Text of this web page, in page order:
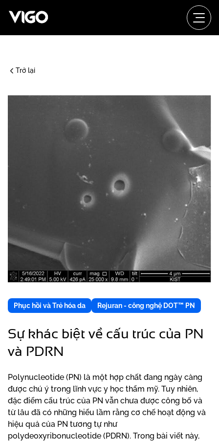
Trở lại
Phục hồi và Trẻ hóa da Rejuran - công nghệ DOT™ PN
Sự khác biệt về cấu trúc của PN
và PDRN
Polynucleotide (PN) là một hợp chất đang ngày càng
được chú ý trong lĩnh vực y học thẩm mỹ. Tuy nhiên,
đặc điểm cấu trúc của PN vẫn chưa được công bố và
từ lâu đã có những hiểu lầm rằng cơ chế hoạt động và
hiệu quả của PN tương tự như
polydeoxyribonucleotide (PDRN). Trong bài viết này,